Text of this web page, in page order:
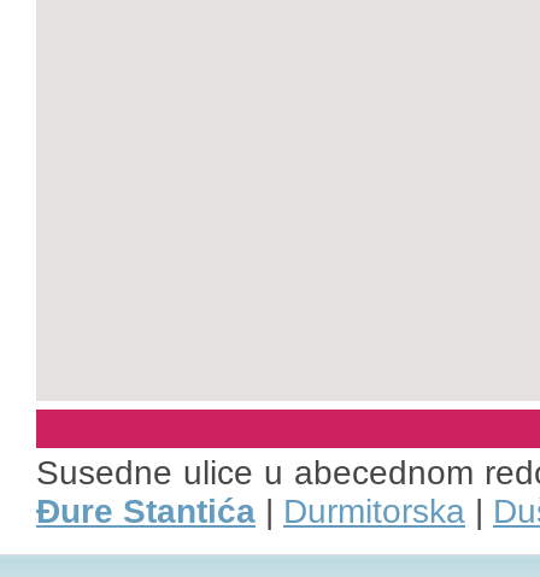
Susedne ulice u abecednom
Đure Stantića | Durmitorska |